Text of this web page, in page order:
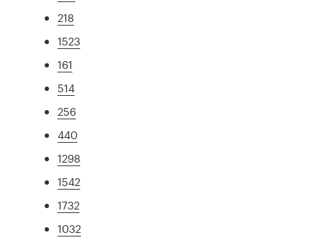
218
1523
161
514
256
440
1298
1542
1732
1032